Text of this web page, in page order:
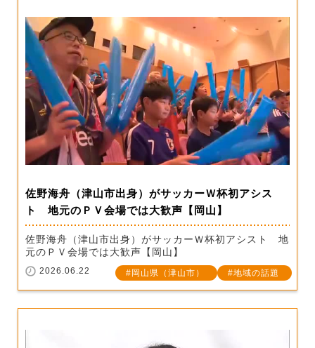
佐野海舟（津山市出身）がサッカーＷ杯初アシス
ト 地元のＰＶ会場では大歓声【岡山】
佐野海舟（津山市出身）がサッカーＷ杯初アシスト 地
元のＰＶ会場では大歓声【岡山】
2026.06.22 岡山県（津山市） 地域の話題